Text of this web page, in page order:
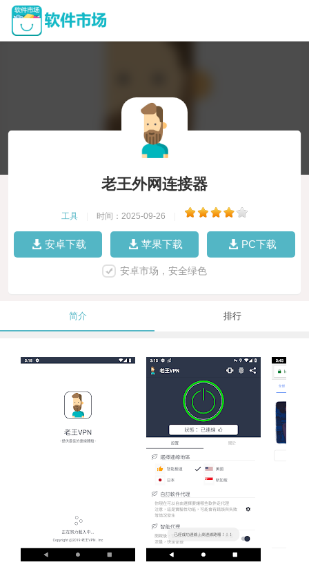
老王外网连接器
工具 时间：2025-09-26
安卓下载 苹果下载 PC下载
安卓市场，安全绿色
简介 排行